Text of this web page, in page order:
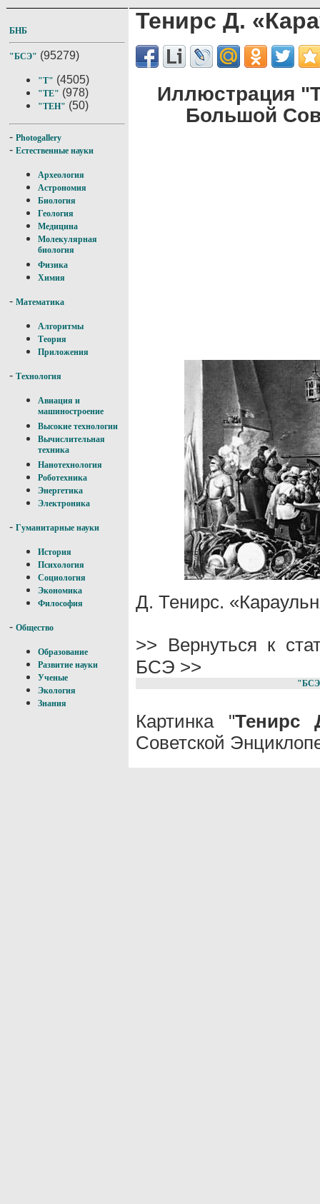
БНБ
"БСЭ" (95279)
"Т" (4505)
"ТЕ" (978)
"ТЕН" (50)
- Photogallery
- Естественные науки
Археология
Астрономия
Биология
Геология
Медицина
Молекулярная
биология
Физика
Химия
- Математика
Алгоритмы
Теория
Приложения
- Технология
Авиация и
машиностроение
Высокие технологии
Вычислительная
техника
Нанотехнология
Роботехника
Энергетика
Электроника
- Гуманитарные науки
История
Психология
Социология
Экономика
Философия
- Общество
Образование
Развитие науки
Ученые
Экология
Знания
Тенирс Д.
Иллюстрация
Большой
Д. Тенирс.
>> Вернуться к
БСЭ >>
Картинка "Тенирс
Советской